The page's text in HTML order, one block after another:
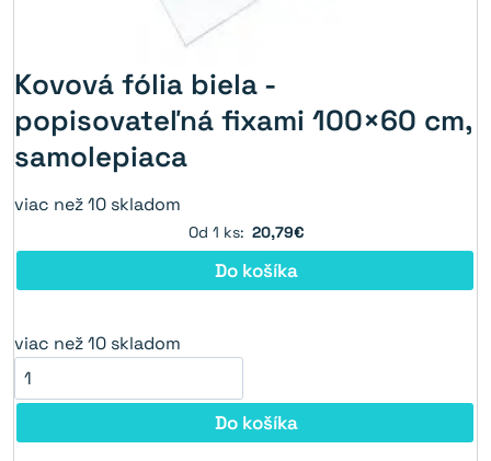
Kovová fólia biela -
popisovateľná fixami 100×60 cm,
samolepiaca
viac než 10 skladom
Od 1 ks: 20,79€
Do košíka
viac než 10 skladom
Do košíka